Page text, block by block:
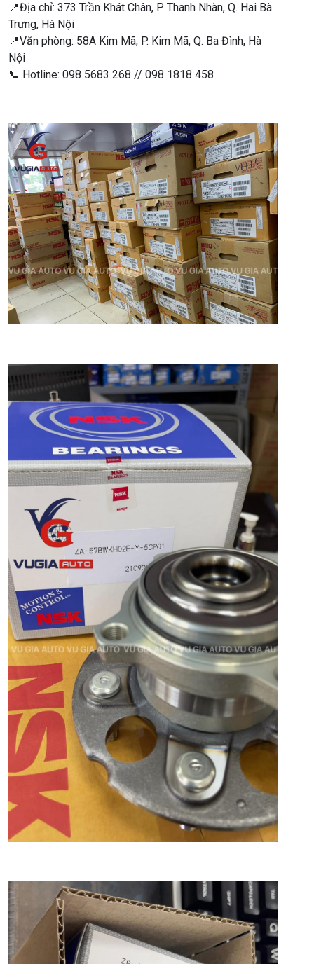
📍Địa chỉ: 373 Trần Khát Chân, P. Thanh Nhàn, Q. Hai Bà
Trưng, Hà Nội
📍Văn phòng: 58A Kim Mã, P. Kim Mã, Q. Ba Đình, Hà
Nội
📞 Hotline: 098 5683 268 // 098 1818 458